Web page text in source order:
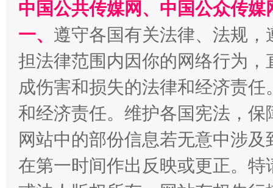
揭批美国五大"原罪" "炒
中国公共传媒网、中国公众传
一、 遵守各国有关法律、法规
担法律范围内因你的网络行为
成伤害和损失的法律和经济责
和经济责任。维护各国宪法，
网站中的部份信息若无意中涉
在第一时间作出反映或更正。